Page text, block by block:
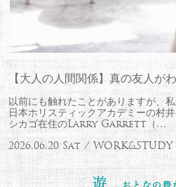
【大人の人間関係】真の友人が
以前にも触れたことがありますが、
日本ホリスティックアカデミーの村
シカゴ在住のLarry Garrett（…
2026.06.20 Sat / WORK&STUDY